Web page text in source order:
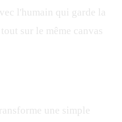
l'humain qui garde la
sur le même canvas
une simple